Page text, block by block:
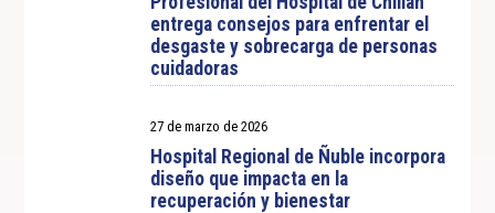
entrega consejos para enfrentar el
desgaste y sobrecarga de personas
cuidadoras
27 de marzo de 2026
Hospital Regional de Ñuble incorpora
diseño que impacta en la
recuperación y bienestar